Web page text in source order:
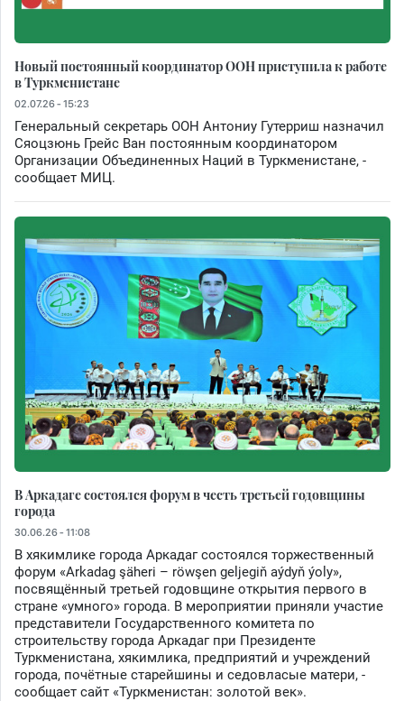
Новый постоянный координатор ООН приступила к работе
в Туркменистане
02.07.26 - 15:23
Генеральный секретарь ООН Антониу Гутерриш назначил
Сяоцзюнь Грейс Ван постоянным координатором
Организации Объединенных Наций в Туркменистане, -
сообщает МИЦ.
В Аркадаге состоялся форум в честь третьей годовщины
города
30.06.26 - 11:08
В хякимлике города Аркадаг состоялся торжественный
форум «Arkadag şäheri – röwşen geljegiň aýdyň ýoly»,
посвящённый третьей годовщине открытия первого в
стране «умного» города. В мероприятии приняли участие
представители Государственного комитета по
строительству города Аркадаг при Президенте
Туркменистана, хякимлика, предприятий и учреждений
города, почётные старейшины и седовласые матери, -
сообщает сайт «Туркменистан: золотой век».